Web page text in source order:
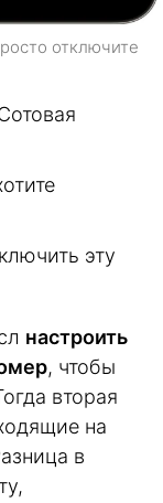
отключите
эту
настроить
, чтобы
вторая
на
в